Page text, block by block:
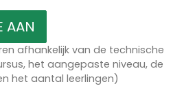
AAN
afhankelijk van de technische
het aangepaste niveau, de
het aantal leerlingen)